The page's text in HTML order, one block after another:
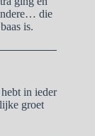
die
is.
in ieder
groet